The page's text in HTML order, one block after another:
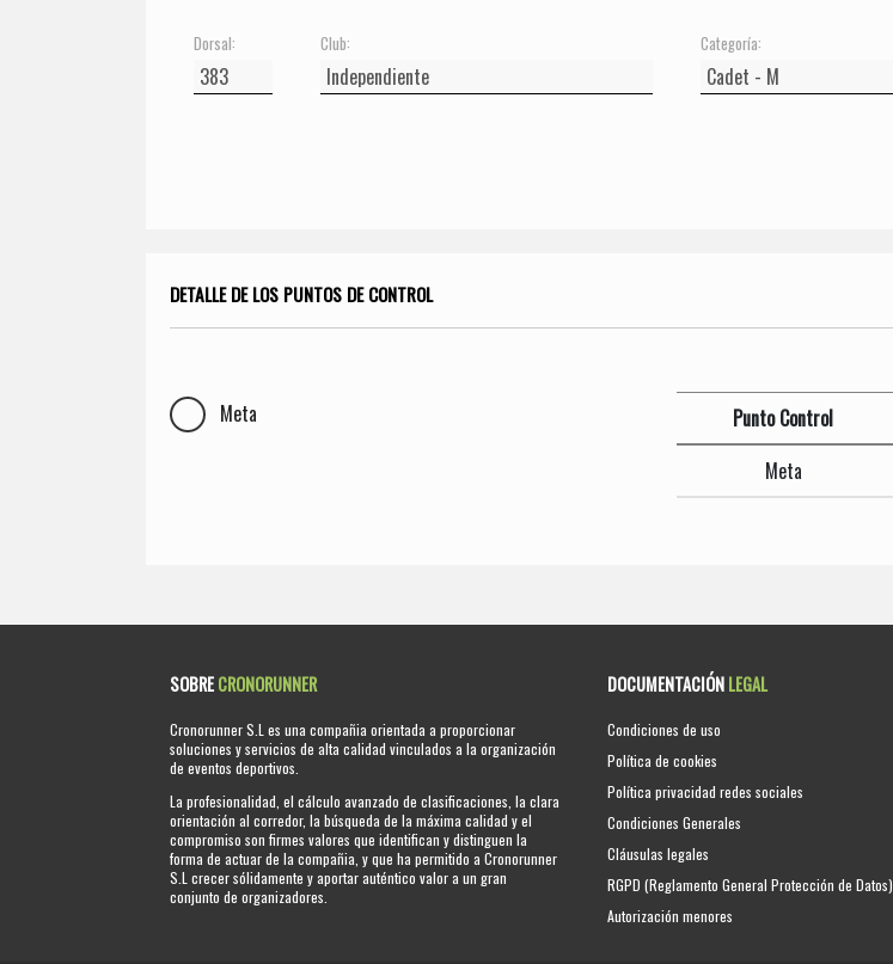
Dorsal: Club: Categoría:
DETALLE DE LOS PUNTOS DE CONTROL
Meta Punto Control
Meta
SOBRECRONORUNNER
Cronorunner S.L es una compañia orientada a proporcionar
soluciones y servicios de alta calidad vinculados a la organización
de eventos deportivos.
La profesionalidad, el cálculo avanzado de clasificaciones, la clara
orientación al corredor, la búsqueda de la máxima calidad y el
compromiso son firmes valores que identifican y distinguen la
forma de actuar de la compañia, y que ha permitido a Cronorunner
S.L crecer sólidamente y aportar auténtico valor a un gran
conjunto de organizadores.
DOCUMENTACIÓNLEGAL
Condiciones de uso
Política de cookies
Política privacidad redes sociales
Condiciones Generales
Cláusulas legales
RGPD (Reglamento General Protección de Datos)
Autorización menores